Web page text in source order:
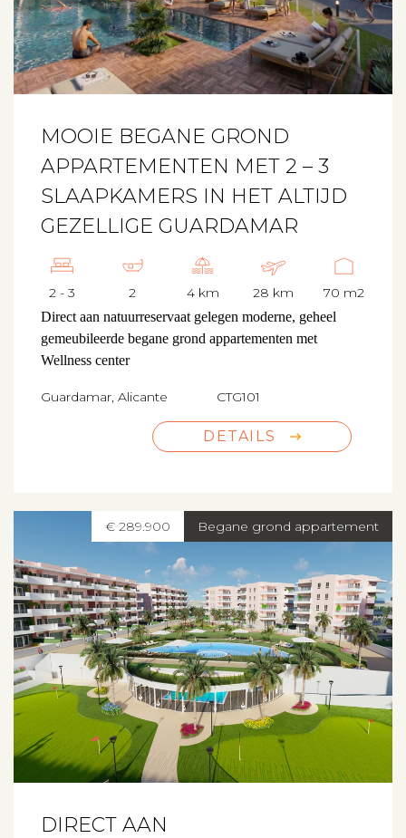
MOOIE BEGANE GROND
APPARTEMENTEN MET 2 – 3
SLAAPKAMERS IN HET ALTIJD
GEZELLIGE GUARDAMAR
2 - 3 2 4 km 28 km 70 m2
Direct aan natuurreservaat gelegen moderne, geheel
gemeubileerde begane grond appartementen met
Wellness center
Guardamar, Alicante CTG101
DETAILS
Begane grond appartement
€ 289.900
DIRECT AAN